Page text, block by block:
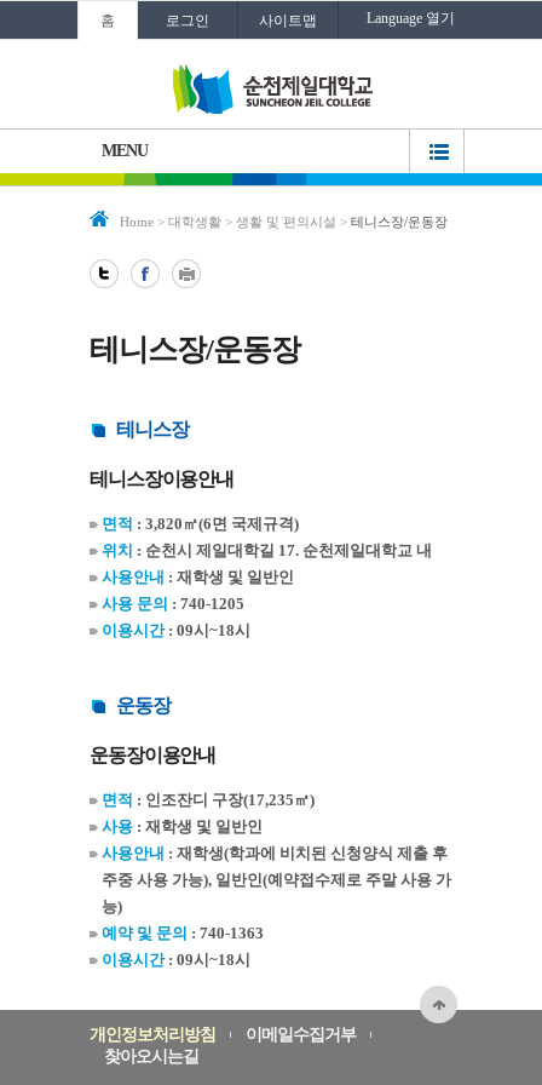
홈 로그인 사이트맵 Language 열기
MENU
Home > 대학생활 > 생활 및 편의시설 > 테니스장/운동장
테니스장/운동장
테니스장
테니스장이용안내
면적 : 3,820㎡(6면 국제규격)
위치 : 순천시 제일대학길 17. 순천제일대학교 내
사용안내 : 재학생 및 일반인
사용 문의 : 740-1205
이용시간: 09시~18시
운동장
운동장이용안내
면적 : 인조잔디 구장(17,235㎡)
사용 : 재학생 및 일반인
사용안내 : 재학생(학과에 비치된 신청양식 제출 후
주중 사용 가능), 일반인(예약접수제로 주말 사용 가
능)
예약 및 문의 : 740-1363
이용시간: 09시~18시
개인정보처리방침
이메일수집거부
찾아오시는길